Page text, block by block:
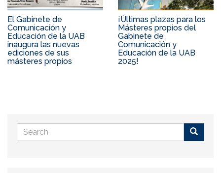
El Gabinete de
Comunicación y
Educación de la UAB
inaugura las nuevas
ediciones de sus
másteres propios
¡Últimas plazas para los
Másteres propios del
Gabinete de
Comunicación y
Educación de la UAB
2025!
Search
form